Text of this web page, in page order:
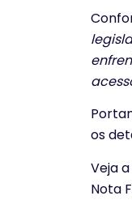
os
Veja
Nota